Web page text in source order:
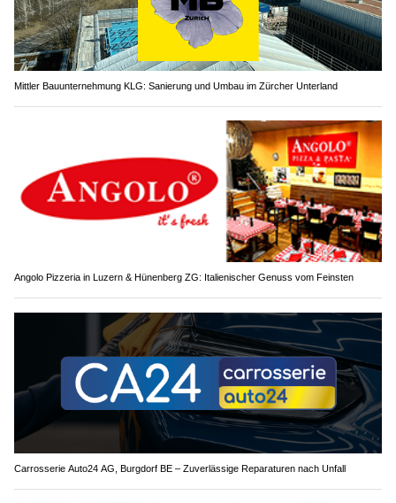
Mittler Bauunternehmung KLG: Sanierung und Umbau im Zürcher Unterland
Angolo Pizzeria in Luzern & Hünenberg ZG: Italienischer Genuss vom Feinsten
Carrosserie Auto24 AG, Burgdorf BE – Zuverlässige Reparaturen nach Unfall